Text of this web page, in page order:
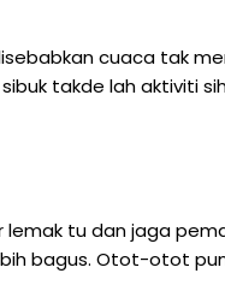
cuaca tak
takde lah aktiviti
tu dan jaga
bagus. Otot-otot